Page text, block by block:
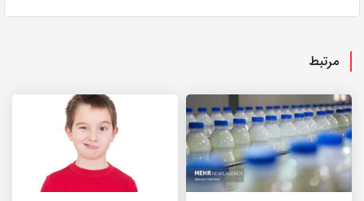
مرتبط